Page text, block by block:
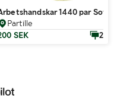
® Lace
1440 par Soft
Partille
SEK
2